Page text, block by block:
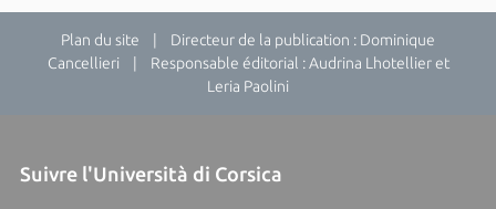
Plan du site | Directeur de la publication : Dominique
Cancellieri | Responsable éditorial : Audrina Lhotellier et
Leria Paolini
Suivre l'Università di Corsica